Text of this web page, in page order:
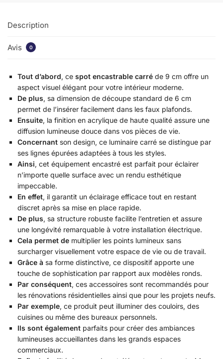
Description
Avis 0
Tout d’abord, ce spot encastrable carré de 9 cm offre un
aspect visuel élégant pour votre intérieur moderne.
De plus, sa dimension de découpe standard de 6 cm
permet de l’insérer facilement dans les faux plafonds.
Ensuite, la finition en acrylique de haute qualité assure une
diffusion lumineuse douce dans vos pièces de vie.
Concernant son design, ce luminaire carré se distingue par
ses lignes épurées adaptées à tous les styles.
Ainsi, cet équipement encastré est parfait pour éclairer
n’importe quelle surface avec un rendu esthétique
impeccable.
En effet, il garantit un éclairage efficace tout en restant
discret après sa mise en place rapide.
De plus, sa structure robuste facilite l’entretien et assure
une longévité remarquable à votre installation électrique.
Cela permet de multiplier les points lumineux sans
surcharger visuellement votre espace de vie ou de travail.
Grâce à sa forme distinctive, ce dispositif apporte une
touche de sophistication par rapport aux modèles ronds.
Par conséquent, ces accessoires sont recommandés pour
les rénovations résidentielles ainsi que pour les projets neufs.
Par exemple, ce produit peut illuminer des couloirs, des
cuisines ou même des bureaux personnels.
Ils sont également parfaits pour créer des ambiances
lumineuses accueillantes dans les grands espaces
commerciaux.